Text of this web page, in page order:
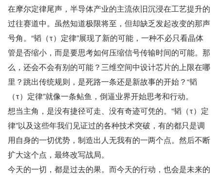
在摩尔定律尾声，半导体产业的主流依旧沉浸在工艺提升的
过往赛道中。虽然知道极限将至，但却缺乏发起改变的那声
号角。“韬（τ）定律”展现了新的可能，一种不必只看晶体
管是否缩小，而是要思考如何压缩信号传输时间的可能。那
么，还会不会有别的可能？三维空间中设计芯片的上限在哪
里？跳出传统规则，是死路一条还是新故事的开始？“韬
（τ）定律”就像一条鲇鱼，倒逼业界开始思考和行动。
想当主角，是没有捷径可走、没有奇迹可凭的。“韬（τ）定
律”以及这些年我们见证过的各种技术突破，有的都只是调
用自身的一切优势，制造出人无我有的一两个点。然后不断
扩大这个点，最终改写战局。
今天的一切，都是过去的果。而今天的行动，也会是未来的